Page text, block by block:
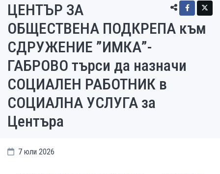
ЦЕНТЪР ЗА
ОБЩЕСТВЕНА ПОДКРЕПА към
СДРУЖЕНИЕ ”ИМКА”-
ГАБРОВО търси да назначи
СОЦИАЛЕН РАБОТНИК в
СОЦИАЛНА УСЛУГА за
Центъра
7 юли 2026